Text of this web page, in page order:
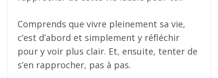
Comprends que vivre pleinement sa vie,
c’est d’abord et simplement y réfléchir
pour y voir plus clair. Et, ensuite, tenter de
s’en rapprocher, pas à pas.